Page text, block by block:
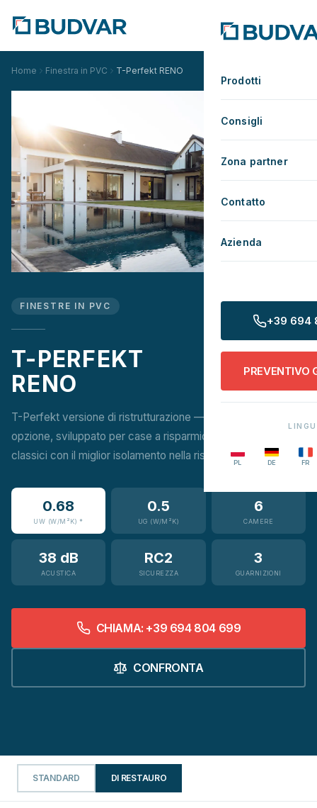
Prodotti
Consigli
Zona partner
Contatto
Azienda
+39 694
PREVENTIVO
PL DE FR
Home Finestra in PVC T-Perfekt RENO
FINESTRE IN PVC
T-PERFEKT
RENO
T-Perfekt versione di ristrutturazione — 3 guarnizioni in ogni
opzione, sviluppato per case a risparmio energetico. Bordi
classici con il miglior isolamento nella ristrutturazione.
0.68
UW (W/M²K) *
0.5
UG (W/M²K)
6
CAMERE
38 dB
ACUSTICA
RC2
SICUREZZA
3
GUARNIZIONI
CHIAMA: +39 694 804 699
CONFRONTA
STANDARD DI RESTAURO